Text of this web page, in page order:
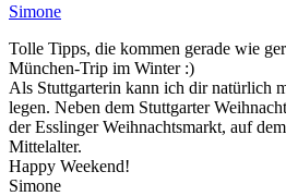
Simone
Tolle Tipps, die kommen gerade wie
München-Trip im Winter :)
Als Stuttgarterin kann ich dir natürlich
legen. Neben dem Stuttgarter
der Esslinger Weihnachtsmarkt, auf
Mittelalter.
Happy Weekend!
Simone